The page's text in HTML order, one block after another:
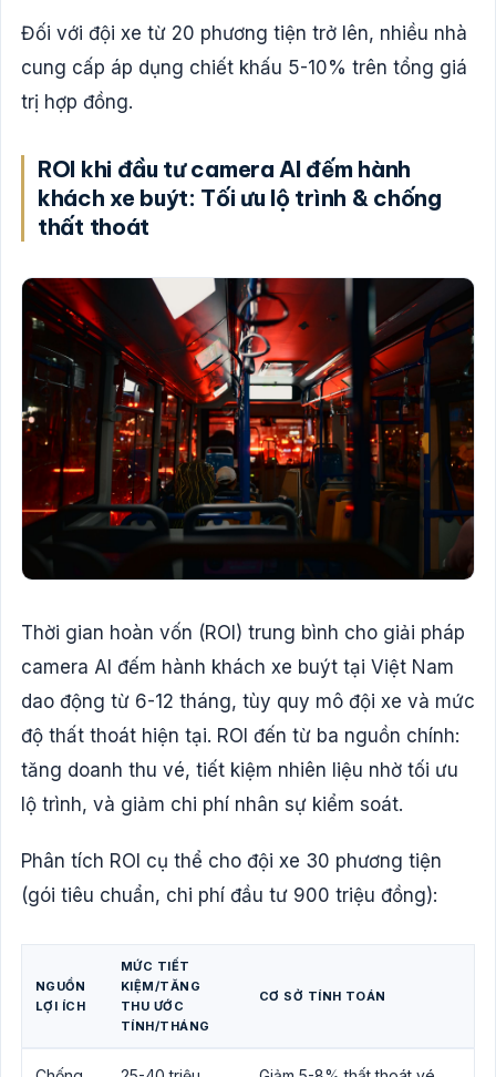
Đối với đội xe từ 20 phương tiện trở lên, nhiều nhà
cung cấp áp dụng chiết khấu 5-10% trên tổng giá
trị hợp đồng.
ROI khi đầu tư camera AI đếm hành
khách xe buýt: Tối ưu lộ trình & chống
thất thoát
Thời gian hoàn vốn (ROI) trung bình cho giải pháp
camera AI đếm hành khách xe buýt tại Việt Nam
dao động từ 6-12 tháng, tùy quy mô đội xe và mức
độ thất thoát hiện tại. ROI đến từ ba nguồn chính:
tăng doanh thu vé, tiết kiệm nhiên liệu nhờ tối ưu
lộ trình, và giảm chi phí nhân sự kiểm soát.
Phân tích ROI cụ thể cho đội xe 30 phương tiện
(gói tiêu chuẩn, chi phí đầu tư 900 triệu đồng):
NGUỒN
LỢI ÍCH
MỨC TIẾT
KIỆM/TĂNG
THU ƯỚC
TÍNH/THÁNG
CƠ SỞ TÍNH TOÁN